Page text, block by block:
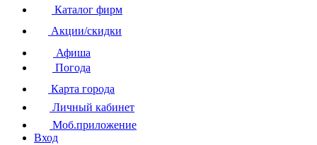
Каталог фирм
Акции/скидки
Афиша
Погода
Карта города
Личный кабинет
Моб.приложение
Вход